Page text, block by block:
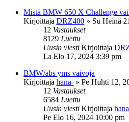
Mistä BMW 650 X Challenge
Kirjoittaja DRZ400 » Su Heinä
12 Vastaukset
8129 Luettu
Uusin viesti Kirjoittaja
La Elo 17, 2024 3:39 pm
BMW/abs yms vaivoja
Kirjoittaja hana- » Pe Huhti 12,
12 Vastaukset
6584 Luettu
Uusin viesti Kirjoittaja
Pe Elo 16, 2024 10:00 pm